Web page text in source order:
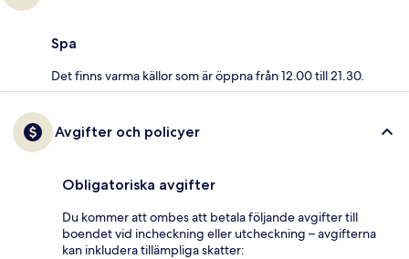
Spa
Det finns varma källor som är öppna från 12.00 till 21.30.
Avgifter och policyer
Obligatoriska avgifter
Du kommer att ombes att betala följande avgifter till
boendet vid incheckning eller utcheckning – avgifterna
kan inkludera tillämpliga skatter: